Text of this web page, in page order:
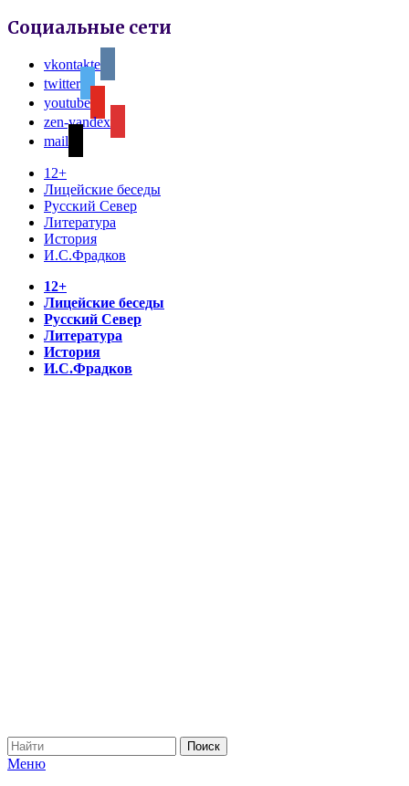
Социальные сети
vkontakte
twitter
youtube
zen-yandex
mail
12+
Лицейские беседы
Русский Север
Литература
История
И.С.Фрадков
12+
Лицейские беседы
Русский Север
Литература
История
И.С.Фрадков
Меню